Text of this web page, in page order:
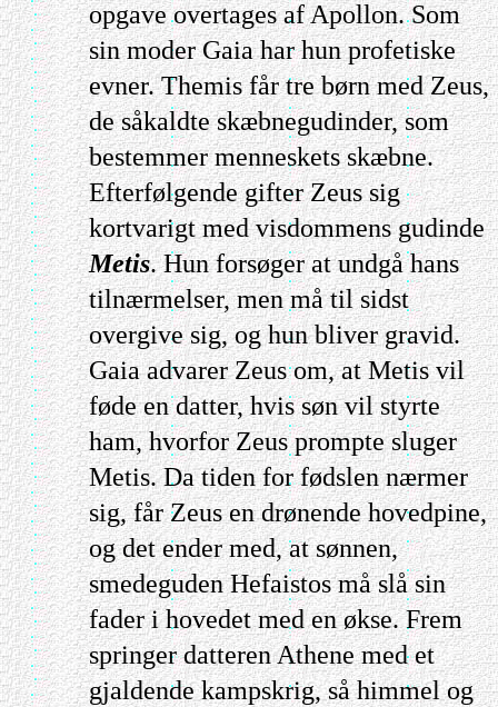
opgave overtages af Apollon. Som
sin moder Gaia har hun profetiske
evner. Themis får tre børn med Zeus,
de såkaldte skæbnegudinder, som
bestemmer menneskets skæbne.
Efterfølgende gifter Zeus sig
kortvarigt med visdommens gudinde
Metis. Hun forsøger at undgå hans
tilnærmelser, men må til sidst
overgive sig, og hun bliver gravid.
Gaia advarer Zeus om, at Metis vil
føde en datter, hvis søn vil styrte
ham, hvorfor Zeus prompte sluger
Metis. Da tiden for fødslen nærmer
sig, får Zeus en drønende hovedpine,
og det ender med, at sønnen,
smedeguden Hefaistos må slå sin
fader i hovedet med en økse. Frem
springer datteren Athene med et
gjaldende kampskrig, så himmel og